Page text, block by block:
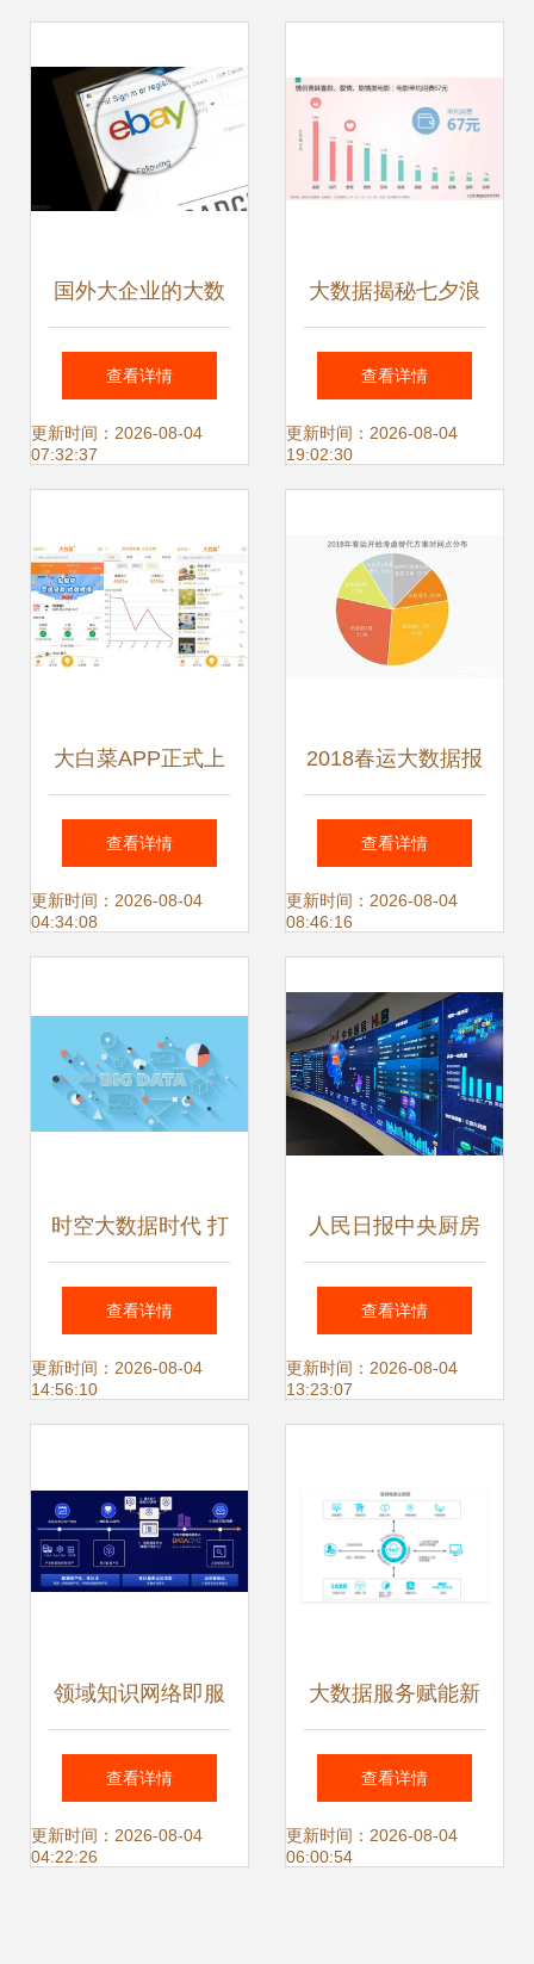
国外大企业的大数
据应用 5个经典案
例揭示数据服务的
查看详情
更新时间：2026-08-04
07:32:37
大数据揭秘七夕浪
漫经济 钟点房登顶
消费榜首，揭秘情
查看详情
更新时间：2026-08-04
19:02:30
大白菜APP正式上
线 农批电商迈入场
景化与大数据服务
查看详情
更新时间：2026-08-04
04:34:08
2018春运大数据报
告 大数据服务如何
重塑回家之路
查看详情
更新时间：2026-08-04
08:46:16
时空大数据时代 打
破数据藩篱，开启
服务新篇章
查看详情
更新时间：2026-08-04
14:56:10
人民日报中央厨房
获评“2017年大数
据优秀应用案例”
的智慧引擎
查看详情
更新时间：2026-08-04
13:23:07
领域知识网络即服
务:知识助力产业升
级“无形的手”?
查看详情
更新时间：2026-08-04
04:22:26
大数据服务赋能新
能源解决方案 驱动
绿色转型与智能创
查看详情
更新时间：2026-08-04
06:00:54